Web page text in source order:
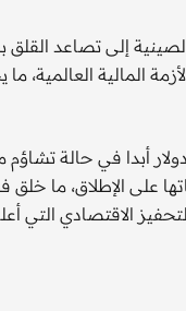
إلى تصاعد القلق
المالية العالمية،
سوق السندات الحكومية الصينية البالغة قيمتها 11
إلى أدنى مستوياتها على